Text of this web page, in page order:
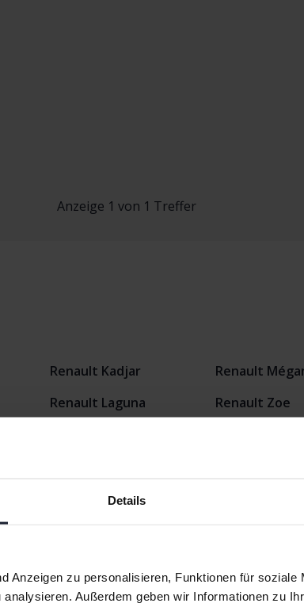
Details
Anzeigen zu personalisieren, Funktionen für soziale
Außerdem geben wir Informationen zu
Anzeige 1 von 1 Treffer
Renault Kadjar
Renault Laguna
Renault
Renault Zoe